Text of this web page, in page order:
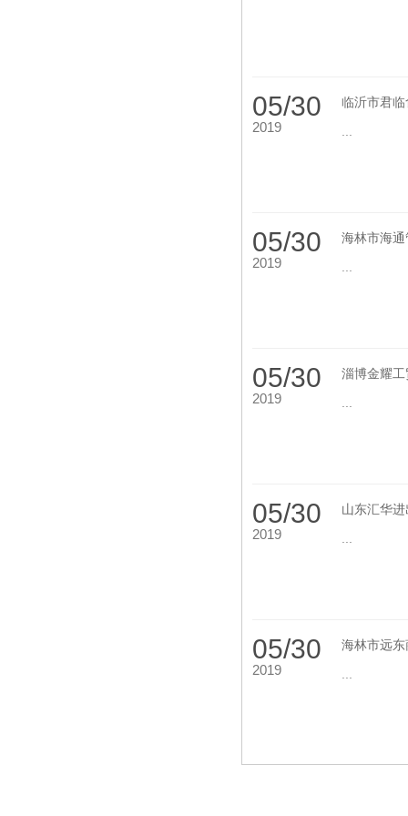
05/30
2019
临沂市君
05/30
2019
海林市海
05/30
2019
淄博金耀
05/30
2019
山东汇华
05/30
2019
海林市远